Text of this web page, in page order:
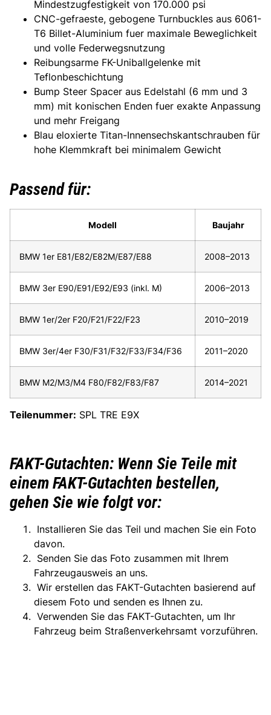
Mindestzugfestigkeit von 170.000 psi
CNC-gefraeste, gebogene Turnbuckles aus 6061-
T6 Billet-Aluminium fuer maximale Beweglichkeit
und volle Federwegsnutzung
Reibungsarme FK-Uniballgelenke mit
Teflonbeschichtung
Bump Steer Spacer aus Edelstahl (6 mm und 3
mm) mit konischen Enden fuer exakte Anpassung
und mehr Freigang
Blau eloxierte Titan-Innensechskantschrauben für
hohe Klemmkraft bei minimalem Gewicht
Passend für:
Modell Baujahr
BMW 1er E81/E82/E82M/E87/E88 2008–2013
BMW 3er E90/E91/E92/E93 (inkl. M) 2006–2013
BMW 1er/2er F20/F21/F22/F23 2010–2019
BMW 3er/4er F30/F31/F32/F33/F34/F36 2011–2020
BMW M2/M3/M4 F80/F82/F83/F87 2014–2021
Teilenummer: SPL TRE E9X
FAKT-Gutachten: Wenn Sie Teile mit
einem FAKT-Gutachten bestellen,
gehen Sie wie folgt vor:
Installieren Sie das Teil und machen Sie ein Foto
davon.
Senden Sie das Foto zusammen mit Ihrem
Fahrzeugausweis an uns.
Wir erstellen das FAKT-Gutachten basierend auf
diesem Foto und senden es Ihnen zu.
Verwenden Sie das FAKT-Gutachten, um Ihr
Fahrzeug beim Straßenverkehrsamt vorzuführen.